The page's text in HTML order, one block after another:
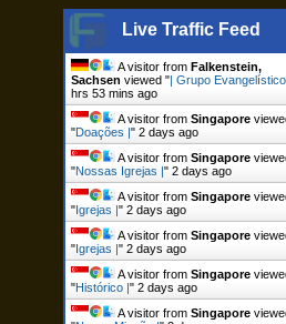
Live Traffic Feed
A visitor from Falkenstein,
Sachsen viewed "| Grupo Evangelístico
hrs 53 mins ago
A visitor from Singapore
"Doações |" 2 days ago
A visitor from Singapore
"Nossas Igrejas |" 2 days ago
A visitor from Singapore
"Igrejas |" 2 days ago
A visitor from Singapore
"Igrejas |" 2 days ago
A visitor from Singapore
"Histórico |" 2 days ago
A visitor from Singapore